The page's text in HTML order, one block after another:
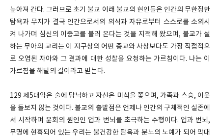
높아져 간다. 그러므로 초기 불교 이래 불교의 현인들은 인간의 무한정한
탐욕과 무지가 결국 인간으로서의 의식과 자유로부터 스스로를 소외시
켜 나가며 심신의 이중고를 불러 온다는 것을 지적해 왔으며, 불교가 설
하는 무아의 교리는 이 지구상의 어떤 종교와 사상보다도 가장 직접적으
로 오염된 자아와 그 결과에 대한 성찰을 요청하는 가르침이다. 나는 이
가르침을 해탈의 길이라고 믿는다.
129 제5대악은 술에 탐닉하고 자신은 미식을 쫓으며, 가족과 스승, 이웃
을 돌보지 않는 것이다. 불교의 출발점은 언제나 인간의 구체적인 실존에
서 시작하며 윤회의 원인인 업과 번뇌를 초극하는 수행이다. 업과 번뇌,
무명에 현혹되어 있는 우리는 불건강한 탐욕과 분노의 노예가 되어 막대